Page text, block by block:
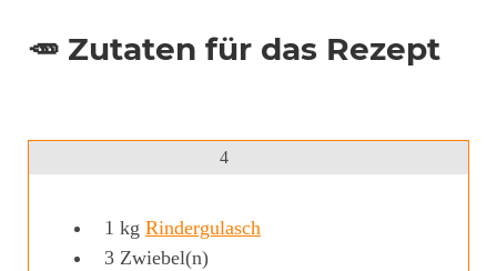
🥕 Zutaten für das Rezept
4
1 kg Rindergulasch
3 Zwiebel(n)